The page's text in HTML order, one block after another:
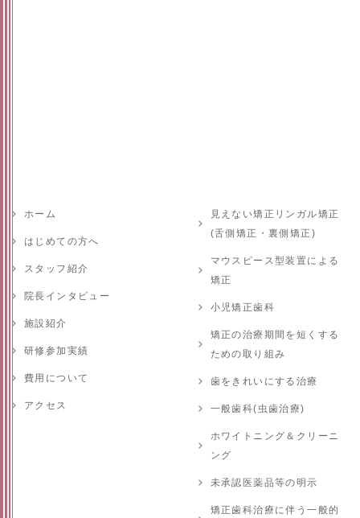
ホーム
はじめての方へ
スタッフ紹介
院長インタビュー
施設紹介
研修参加実績
費用について
アクセス
見えない矯正リンガル矯正
(舌側矯正・裏側矯正)
マウスピース型装置による
矯正
小児矯正歯科
矯正の治療期間を短くする
ための取り組み
歯をきれいにする治療
一般歯科(虫歯治療)
ホワイトニング＆クリーニ
ング
未承認医薬品等の明示
矯正歯科治療に伴う一般的